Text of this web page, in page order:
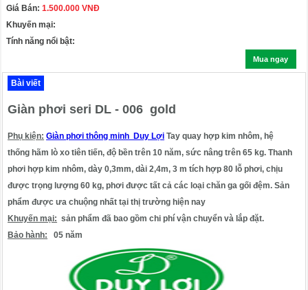
Giá Bán: 1.500.000 VNĐ
Khuyến mại:
Tính năng nổi bật:
Mua ngay
Bài viết
Giàn phơi seri DL - 006 gold
Phụ kiện: Giàn phơi thông minh Duy Lợi Tay quay hợp kim nhôm, hệ
thống hãm lò xo tiên tiến, độ bền trên 10 năm, sức nâng trên 65 kg. Thanh
phơi hợp kim nhôm, dày 0,3mm, dài 2,4m, 3 m tích hợp 80 lỗ phơi, chịu
được trọng lượng 60 kg, phơi được tất cả các loại chăn ga gối đệm. Sản
phẩm được ưa chuộng nhất tại thị trường hiện nay
Khuyến mại: sản phẩm đã bao gồm chi phí vận chuyển và lắp đặt.
Bảo hành:
05 năm